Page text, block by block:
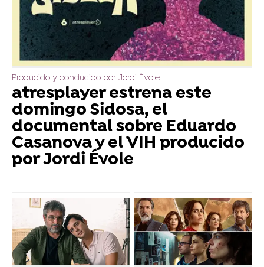
Producido y conducido por Jordi Évole
atresplayer estrena este
domingo Sidosa, el
documental sobre Eduardo
Casanova y el VIH producido
por Jordi Évole